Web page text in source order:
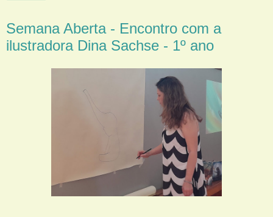
Semana Aberta - Encontro com a
ilustradora Dina Sachse - 1º ano